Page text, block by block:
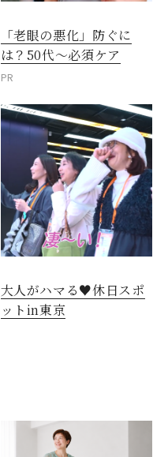
「老眼の悪化」防ぐに
は？50代～必須ケア
PR
大人がハマる♥休日スポ
ットin東京